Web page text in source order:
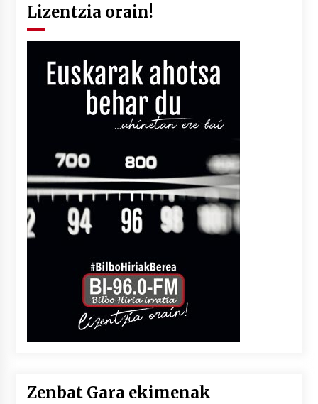
Lizentzia orain!
Zenbat Gara ekimenak